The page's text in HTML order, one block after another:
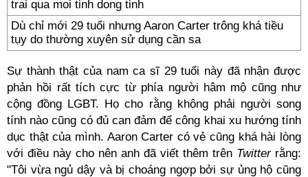
Dù chỉ mới 29 tuổi nhưng Aaron Carter trông khá tiều
tụy do thường xuyên sử dụng cần sa
Sự thành thật của nam ca sĩ 29 tuổi này đã nhận được
phản hồi rất tích cực từ phía người hâm mộ cũng như
cộng đồng LGBT. Họ cho rằng không phải người song
tính nào cũng có đủ can đảm để công khai xu hướng tính
dục thật của mình. Aaron Carter có vẻ cũng khá hài lòng
với điều này cho nên anh đã viết thêm trên Twitterrằng:
"Tôi vừa ngủ dậy và bị choáng ngợp bởi sự ủng hộ cũng